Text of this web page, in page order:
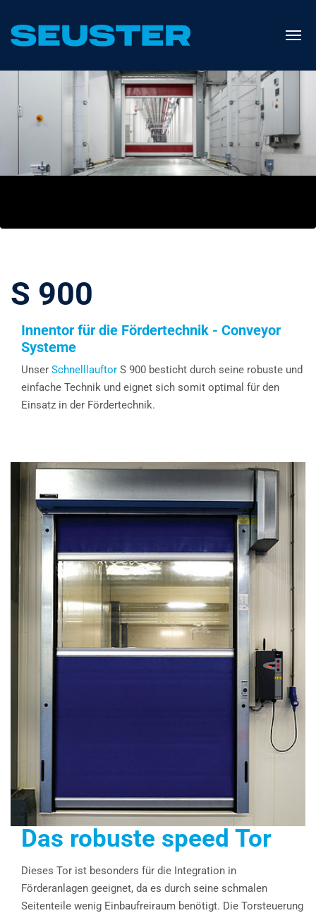
S 900
Innentor für die Fördertechnik - Conveyor
Systeme
Unser Schnelllauftor S 900 besticht durch seine robuste und
einfache Technik und eignet sich somit optimal für den
Einsatz in der Fördertechnik.
Das robuste speed Tor
Dieses Tor ist besonders für die Integration in
Förderanlagen geeignet, da es durch seine schmalen
Seitenteile wenig Einbaufreiraum benötigt. Die Torsteuerung